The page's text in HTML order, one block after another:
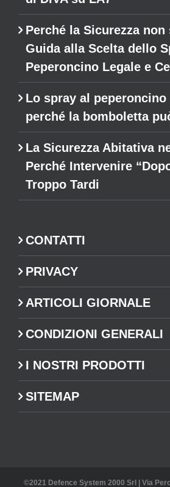
Perché la Sicurezza
Guida alla Scelta dello
Peperoncino Legale e
Lo spray al peperoncino
perché la bomboletta
La Sicurezza Abitativa
Perché Intervenire
Troppo Tardi
CONTATTI
PRIVACY
ARTICOLI GIORNALE
CONDIZIONI GENERALI
I NOSTRI PRODOTTI
SITEMAP
©2021 Defence System 2000 Srl | Via